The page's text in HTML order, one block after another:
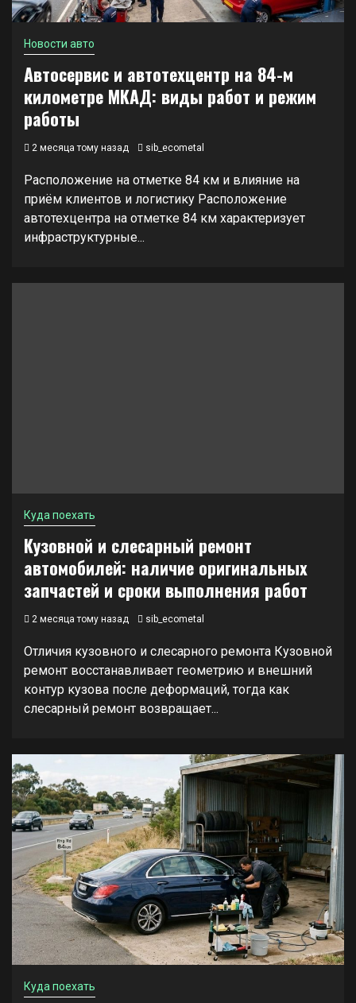
Новости авто
Автосервис и автотехцентр на 84-м
километре МКАД: виды работ и режим
работы
2 месяца тому назад sib_ecometal
Расположение на отметке 84 км и влияние на
приём клиентов и логистику Расположение
автотехцентра на отметке 84 км характеризует
инфраструктурные...
Куда поехать
Кузовной и слесарный ремонт
автомобилей: наличие оригинальных
запчастей и сроки выполнения работ
2 месяца тому назад sib_ecometal
Отличия кузовного и слесарного ремонта Кузовной
ремонт восстанавливает геометрию и внешний
контур кузова после деформаций, тогда как
слесарный ремонт возвращает...
Куда поехать